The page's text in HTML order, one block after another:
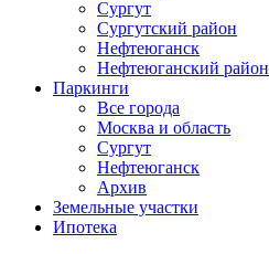
Сургут
Сургутский район
Нефтеюганск
Нефтеюганский район
Паркинги
Все города
Москва и область
Сургут
Нефтеюганск
Архив
Земельные участки
Ипотека